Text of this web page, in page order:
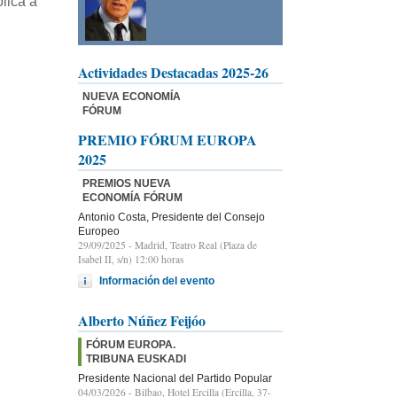
Actividades Destacadas 2025-26
NUEVA ECONOMÍA
FÓRUM
PREMIO FÓRUM EUROPA
2025
PREMIOS NUEVA
ECONOMÍA FÓRUM
Antonio Costa, Presidente del Consejo
Europeo
29/09/2025 - Madrid, Teatro Real (Plaza de
Isabel II, s/n) 12:00 horas
Información del evento
Alberto Núñez Feijóo
FÓRUM EUROPA.
TRIBUNA EUSKADI
Presidente Nacional del Partido Popular
04/03/2026 - Bilbao, Hotel Ercilla (Ercilla, 37-